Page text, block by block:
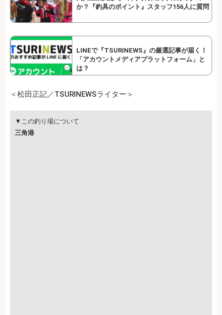
か？『釣具のポイント』スタッフ156人に質問
LINEで『TSURINEWS』の厳選記事が届く！
「アカウントメディアプラットフォーム」と
は？
＜松田正記／TSURINEWSライター＞
▼この釣り場について
三角港